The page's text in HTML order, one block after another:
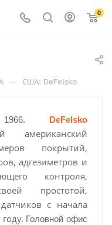
0
— США: DeFelsko
DeFelsko
американский
покрытий,
адгезиметров и
контроля,
простотой,
с начала
Головной офис